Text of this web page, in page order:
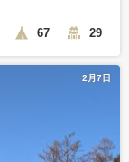
67 29
2月7日